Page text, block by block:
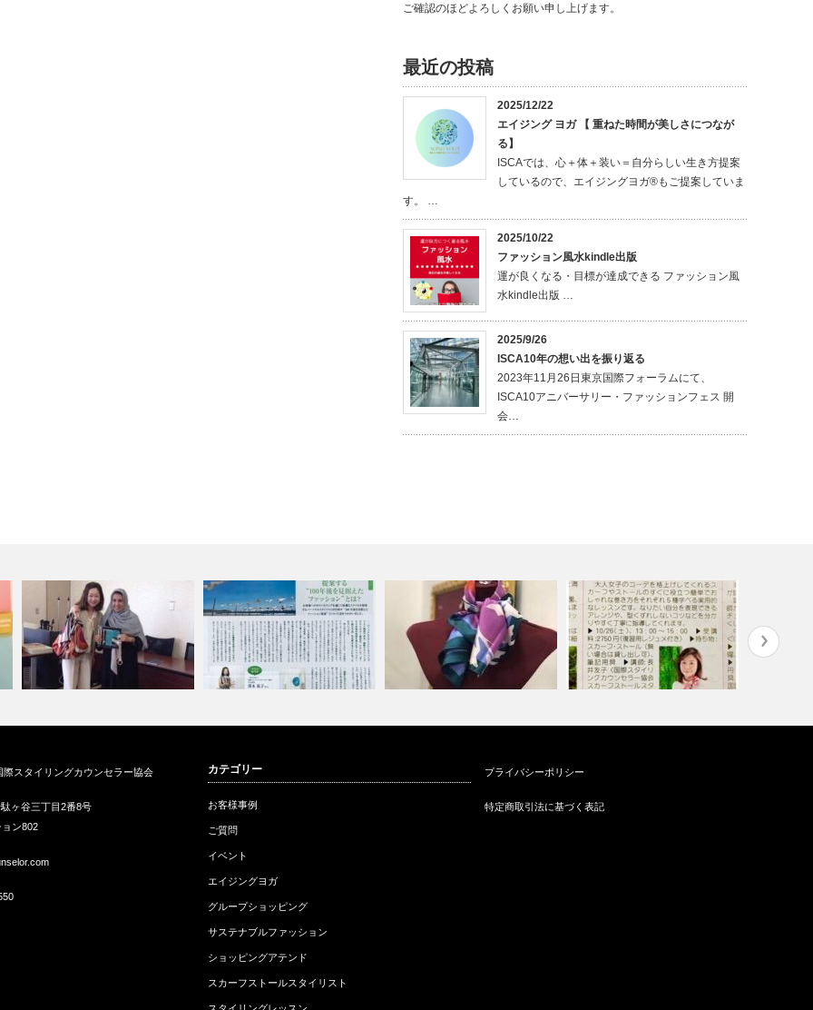
ご確認のほどよろしくお願い申し上げます。
最近の投稿
2025/12/22
エイジング ヨガ 【 重ねた時間が美しさにつなが
る】
ISCAでは、心＋体＋装い＝自分らしい生き方提案
しているので、エイジングヨガ®もご提案していま
す。 …
2025/10/22
ファッション風水kindle出版
運が良くなる・目標が達成できる ファッション風
水kindle出版 …
2025/9/26
ISCA10年の想い出を振り返る
2023年11月26日東京国際フォーラムにて、
ISCA10アニバーサリー・ファッションフェス 開
会…
Summ…
スティナブル…
®カルチャー…
際スタイリングカウンセラー協会
ヶ谷三丁目2番8号
ン802
カテゴリー
お客様事例
ご質問
イベント
エイジングヨガ
グループショッピング
サステナブルファッション
ショッピングアテンド
スカーフストールスタイリスト
スタイリングレッスン
プライバシーポリシー
特定商取引法に基づく表記